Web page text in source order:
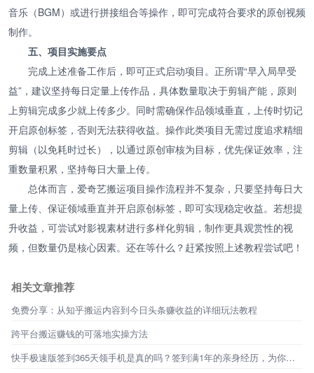
音乐（BGM）或进行拼接组合等操作，即可完成符合要求的原创视频
制作。
五、项目实施要点
完成上述准备工作后，即可正式启动项目。正所谓“早入局早受
益”，建议坚持每日定量上传作品，具体数量取决于剪辑产能，原则
上剪辑完成多少就上传多少。同时需确保作品领域垂直，上传时切记
开启原创标签，否则无法获得收益。操作此类项目无需过度追求精细
剪辑（以免耗时过长），以通过原创审核为目标，优先保证效率，注
重数量积累，坚持每日大量上传。
总体而言，爱奇艺搬运项目操作流程并不复杂，只要坚持每日大
量上传、保证领域垂直并开启原创标签，即可实现稳定收益。若想提
升收益，可尝试对影视素材进行多样化剪辑，制作更具观赏性的视
频，但数量仍是核心因素。还在等什么？赶紧按照上述教程尝试吧！
相关文章推荐
免费分享：从知乎搬运内容到今日头条赚收益的详细玩法教程
跨平台搬运赚钱的可落地实操方法
快手极速版签到365天领手机是真的吗？签到满1年的亲身经历，为你揭秘真相！